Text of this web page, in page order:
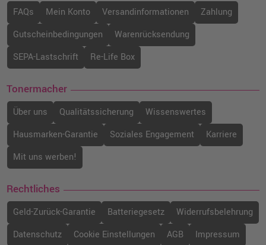
FAQs Mein Konto Versandinformationen
Zahlung
Gutscheinbedingungen
Warenrücksendung
SEPA-Lastschrift
Re-Life Box
Tonermacher
Über uns Qualitätssicherung
Wissenswertes
Hausmarken-Garantie
Soziales Engagement
Karriere
Mit uns werben!
Rechtliches
Geld-Zurück-Garantie Batteriegesetz
Widerrufsbelehrung
Datenschutz
Cookie Einstellungen AGB Impressum